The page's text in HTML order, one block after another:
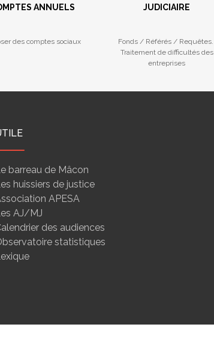
ANNUELS
des comptes sociaux
JUDICIAIRE
Fonds / Référés / Requêtes.
Traitement de difficultés des
entreprises
barreau de Mâcon
huissiers de justice
APESA
AJ/MJ
des audiences
statistiques